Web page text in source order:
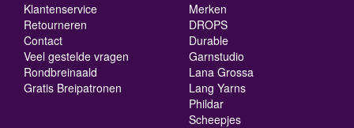
Klantenservice
Retourneren
Contact
Veel gestelde vragen
Rondbreinaald
Gratis Breipatronen
Merken
DROPS
Durable
Garnstudio
Lana Grossa
Lang Yarns
Phildar
Scheepjes